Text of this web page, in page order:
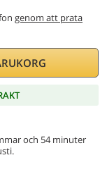
genom att prata
och 54 minuter